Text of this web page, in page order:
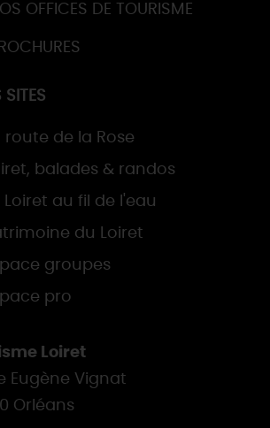
OFFICES DE TOURISME
SITES
route de la Rose
balades & randos
Loiret au fil de l'eau
du Loiret
groupes
pro
Loiret
Eugène Vignat
Orléans